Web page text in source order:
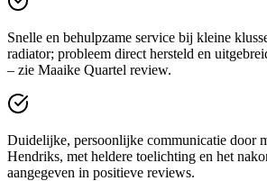
Snelle en behulpzame service bij kleine
radiator; probleem direct hersteld en
– zie Maaike Quartel review.
Duidelijke, persoonlijke communicatie door
Hendriks, met heldere toelichting en het
aangegeven in positieve reviews.